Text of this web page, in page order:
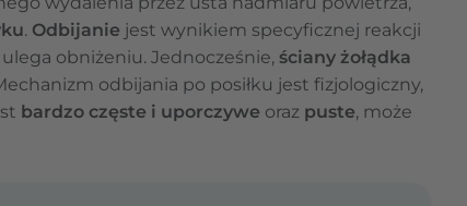
. Odbijanie jest wynikiem specyficznej reakcji
ulega obniżeniu. Jednocześnie, ściany żołądka
odbijania po posiłku jest fizjologiczny,
bardzo częste i uporczywe oraz puste, może